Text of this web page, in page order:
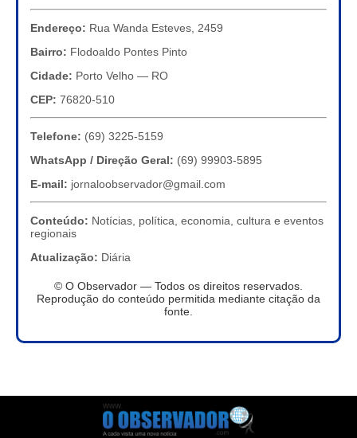
Endereço: Rua Wanda Esteves, 2459
Bairro: Flodoaldo Pontes Pinto
Cidade: Porto Velho — RO
CEP: 76820-510
Telefone: (69) 3225-5159
WhatsApp / Direção Geral: (69) 99903-5895
E-mail: jornaloobservador@gmail.com
Conteúdo: Notícias, política, economia, cultura e eventos
regionais
Atualização: Diária
© O Observador — Todos os direitos reservados.
Reprodução do conteúdo permitida mediante citação da
fonte.